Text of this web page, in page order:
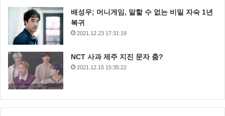
배성우; 머니게임, 말할 수 없는 비밀 자숙 1년
복귀
2021.12.23 17:31:19
NCT 사과 제주 지진 문자 춤?
2021.12.15 15:35:22